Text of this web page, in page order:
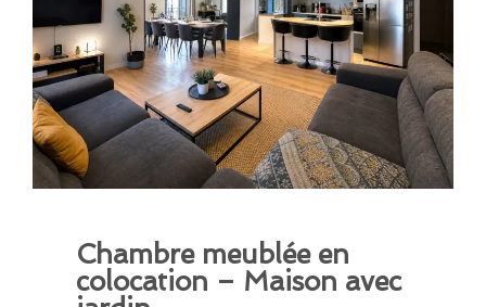
Chambre meublée en
colocation – Maison avec